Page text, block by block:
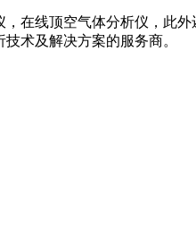
线顶空气体分析仪，此
术及解决方案的服务商。